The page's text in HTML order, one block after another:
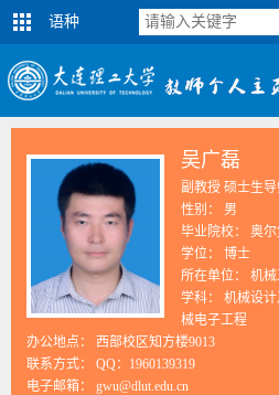
语种
吴广磊
副教授 硕士生导
性别： 男
毕业院校： 奥
学位： 博士
所在单位： 机
学科： 机械设
械电子工程
办公地点： 西部校区知方楼9013
联系方式： QQ：1960139319
电子邮箱： gwu@dlut.edu.cn